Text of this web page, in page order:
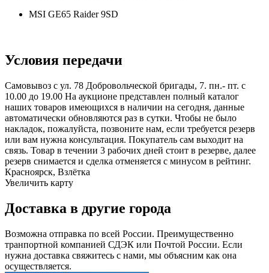
MSI GE65 Raider 9SD
Условия передачи
Самовывоз с ул. 78 Добровольческой бригады, 7. пн.- пт. с
10.00 до 19.00 На аукционе представлен полный каталог
наших товаров имеющихся в наличии на сегодня, данные
автоматически обновляются раз в сутки. Чтобы не было
накладок, пожалуйста, позвоните нам, если требуется резерв
или вам нужна консультация. Покупатель сам выходит на
связь. Товар в течении 3 рабочих дней стоит в резерве, далее
резерв снимается и сделка отменяется с минусом в рейтинг.
Красноярск, Взлётка
Увеличить карту
Доставка в другие города
Возможна отправка по всей России. Преимущественно
транпортной компанией СДЭК или Почтой России. Если
нужна доставка свяжитесь с нами, мы объясним как она
осуществляется.